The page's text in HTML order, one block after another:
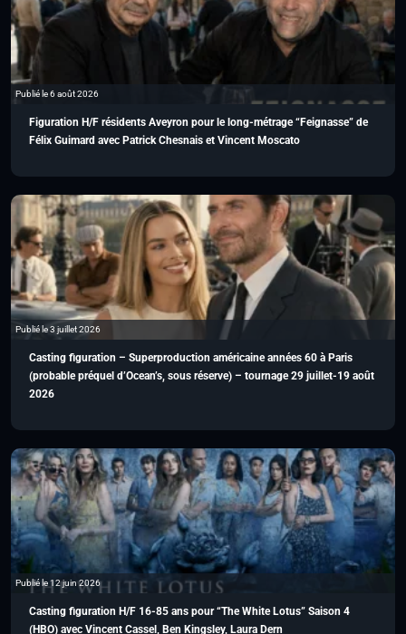
Publié le 6 août 2026
Figuration H/F résidents Aveyron pour le long-métrage “Feignasse” de
Félix Guimard avec Patrick Chesnais et Vincent Moscato
Publié le 3 juillet 2026
Casting figuration – Superproduction américaine années 60 à Paris
(probable préquel d’Ocean’s, sous réserve) – tournage 29 juillet-19 août
2026
Publié le 12 juin 2026
Casting figuration H/F 16-85 ans pour “The White Lotus” Saison 4
(HBO) avec Vincent Cassel, Ben Kingsley, Laura Dern